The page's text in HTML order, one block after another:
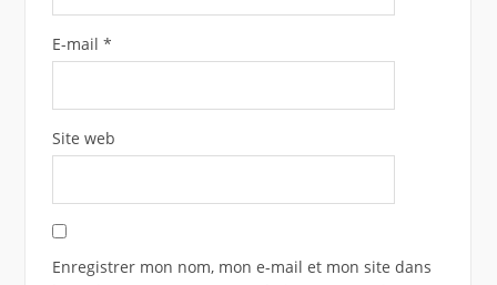
E-mail *
Site web
Enregistrer mon nom, mon e-mail et mon site dans